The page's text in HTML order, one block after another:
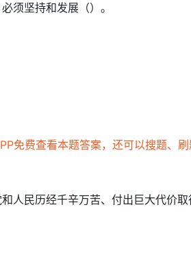
须坚持和发展（）。
免费查看本题答案，还可以搜题、
人民历经千辛万苦、付出巨大代价